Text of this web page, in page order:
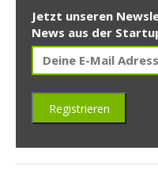
Jetzt unseren
News aus der